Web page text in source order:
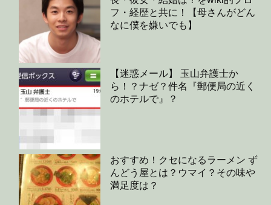
フ・経歴と共に！【母さんがどん
なに僕を嫌いでも】
【迷惑メール】 玉山弁護士か
ら！？ナゼ？件名『郵便局の近く
のホテルで』？
おすすめ！クセになるラーメン ず
んどう屋とは？ウマイ？その味や
満足度は？